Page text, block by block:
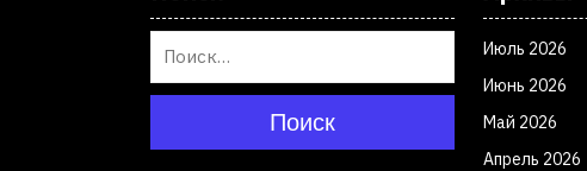
Поиск
Июль 2026
Июнь 2026
Май 2026
Апрель 2026